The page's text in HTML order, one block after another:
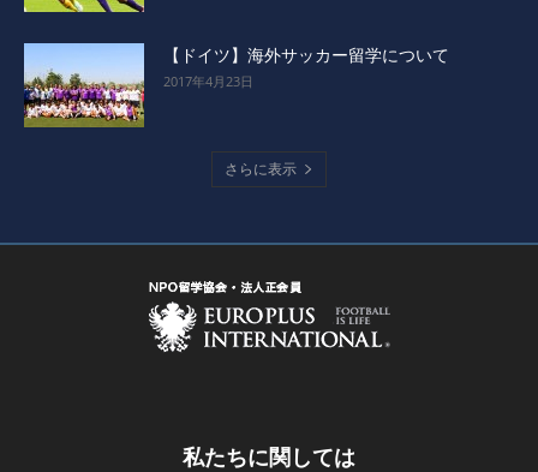
【ドイツ】海外サッカー留学について
2017年4月23日
さらに表示
私たちに関しては